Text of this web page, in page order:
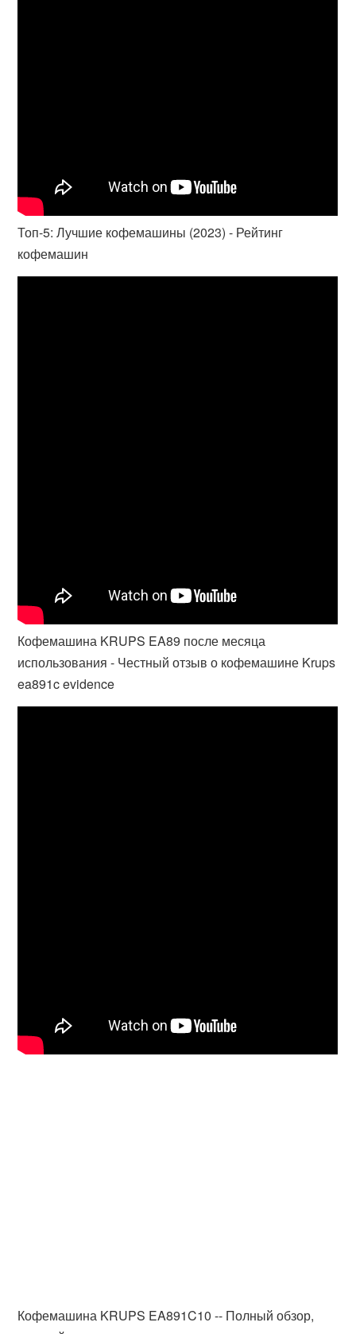
Топ-5: Лучшие кофемашины (2023) - Рейтинг
кофемашин
Кофемашина KRUPS EA89 после месяца
использования - Честный отзыв о кофемашине Krups
ea891c evidence
Кофемашина KRUPS EA891C10 -- Полный обзор,